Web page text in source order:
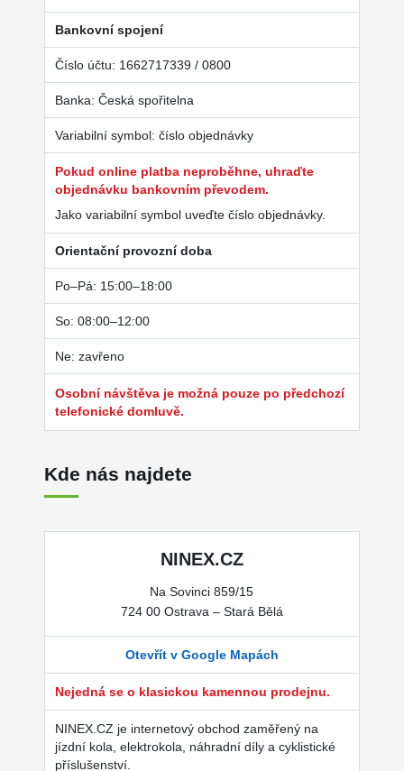
Bankovní spojení
Číslo účtu: 1662717339 / 0800
Banka: Česká spořitelna
Variabilní symbol: číslo objednávky
Pokud online platba neproběhne, uhraďte
objednávku bankovním převodem.
Jako variabilní symbol uveďte číslo objednávky.
Orientační provozní doba
Po–Pá: 15:00–18:00
So: 08:00–12:00
Ne: zavřeno
Osobní návštěva je možná pouze po předchozí
telefonické domluvě.
Kde nás najdete
NINEX.CZ
Na Sovinci 859/15
724 00 Ostrava – Stará Bělá
Otevřít v Google Mapách
Nejedná se o klasickou kamennou prodejnu.
NINEX.CZ je internetový obchod zaměřený na
jízdní kola, elektrokola, náhradní díly a cyklistické
příslušenství.